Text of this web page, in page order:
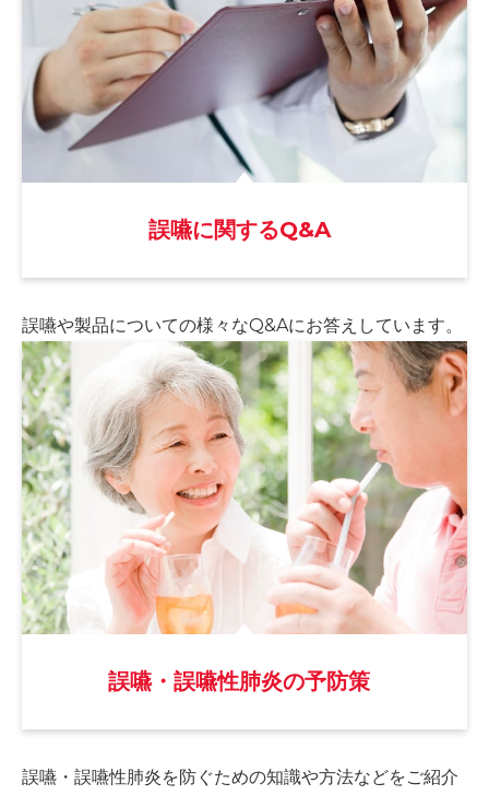
誤嚥に関するQ&A
誤嚥や製品についての様々なQ&Aにお答えしています。
誤嚥・誤嚥性肺炎の予防策
誤嚥・誤嚥性肺炎を防ぐための知識や方法などをご紹介